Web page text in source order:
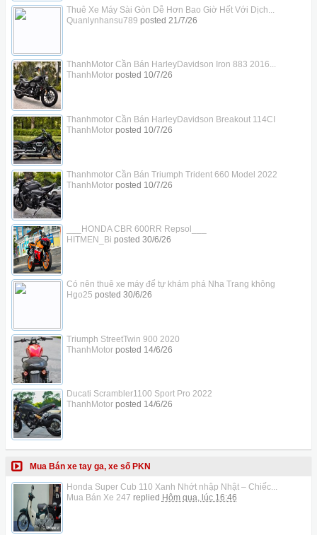
Thuê Xe Máy Sài Gòn Dễ Hơn Bao Giờ Hết Với Dịch...
Quanlynhansu789 posted 21/7/26
ThanhMotor Cần Bán HarleyDavidson Iron 883 2016...
ThanhMotorposted 10/7/26
Thanhmotor Cần Bán HarleyDavidson Breakout 114CI
ThanhMotorposted 10/7/26
Thanhmotor Cần Bán Triumph Trident 660 Model 2022
ThanhMotorposted 10/7/26
___HONDA CBR 600RR Repsol___
HITMEN_Bi posted 30/6/26
Có nên thuê xe máy để tự khám phá Nha Trang không
Hgo25 posted 30/6/26
Triumph StreetTwin 900 2020
ThanhMotorposted 14/6/26
Ducati Scrambler1100 Sport Pro 2022
ThanhMotorposted 14/6/26
Mua Bán xe tay ga, xe số PKN
Honda Super Cub 110 Xanh Nhớt nhập Nhật – Chiếc...
Mua Bán Xe 247 replied Hôm qua, lúc 16:46